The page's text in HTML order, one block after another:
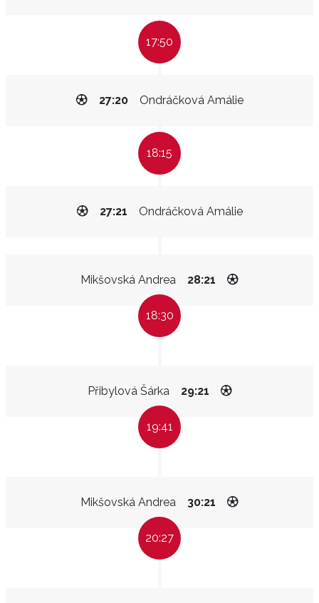
17:50
Ondráčková Amálie
27:20
18:15
Ondráčková Amálie
27:21
Mikšovská Andrea 28:21
18:30
Přibylová Šárka 29:21
19:41
Mikšovská Andrea 30:21
20:27